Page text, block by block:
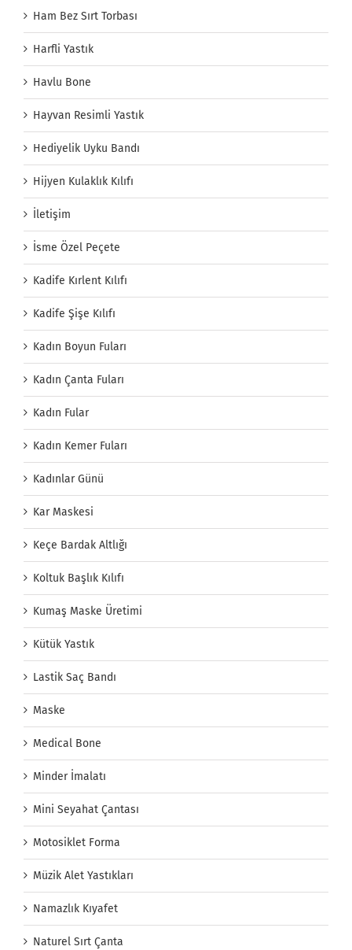
Ham Bez Sırt Torbası
Harfli Yastık
Havlu Bone
Hayvan Resimli Yastık
Hediyelik Uyku Bandı
Hijyen Kulaklık Kılıfı
İletişim
İsme Özel Peçete
Kadife Kırlent Kılıfı
Kadife Şişe Kılıfı
Kadın Boyun Fuları
Kadın Çanta Fuları
Kadın Fular
Kadın Kemer Fuları
Kadınlar Günü
Kar Maskesi
Keçe Bardak Altlığı
Koltuk Başlık Kılıfı
Kumaş Maske Üretimi
Kütük Yastık
Lastik Saç Bandı
Maske
Medical Bone
Minder İmalatı
Mini Seyahat Çantası
Motosiklet Forma
Müzik Alet Yastıkları
Namazlık Kıyafet
Naturel Sırt Çanta